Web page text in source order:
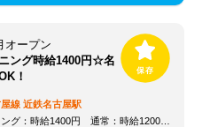
オープン
ング時給1400円☆名
！
線 近鉄名古屋駅
：時給1400円 通常：時給1200円～＋交通費全額支給